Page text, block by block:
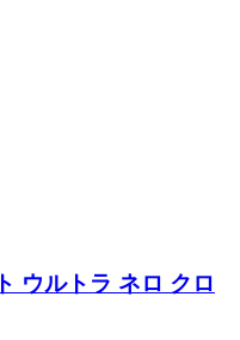
ウルトラ ネロ クロ